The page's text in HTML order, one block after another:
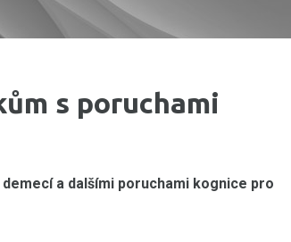
s poruchami
a dalšími poruchami kognice pro